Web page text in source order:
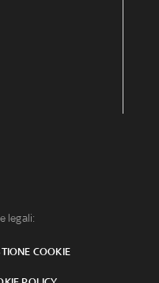
legali:
COOKIE